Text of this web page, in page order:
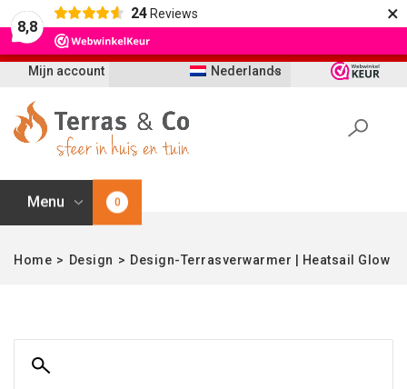
8,8
24 Reviews ×
Nederlands
Mijn account
Menu 0
Home > Design > Design-Terrasverwarmer | Heatsail Glow
Let op: t/m 21 augustus worden bestellingen
vertraagd geleverd i.v.m. vakantie